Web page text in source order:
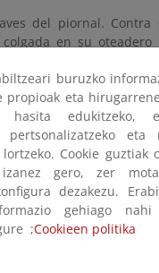
del piornal.
en su
pájaros a elevarse
La alondra
al tiempo que
Parece fácil, pero
tomar aire.
lo toma un escribano
que reclama con un
canto. Más
dentro de un
casi un susurro.
y el color, de un
buruzko
propioak eta
edukitzeko,
pertsonalizatzeko eta
Cookie guztiak
gero, zer
dezakezu.
gehiago
;Cookieen politika